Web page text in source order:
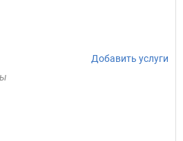
Добавить услуги